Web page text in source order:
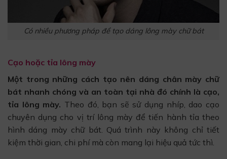
Có nhiều phương pháp để tạo dáng lông mày chữ bát
Cạo hoặc tỉa lông mày
Một trong những cách tạo nên dáng chân mày chữ
bát nhanh chóng và an toàn tại nhà đó chính là cạo,
tỉa lông mày. Theo đó, bạn sẽ sử dụng nhíp, dao cạo
chuyên dụng cho vị trí lông mày để tiến hành tỉa theo
hình dáng mày chữ bát. Quá trình này không chỉ tiết
kiệm thời gian, chi phí mà còn mang lại hiệu quả tức thì.